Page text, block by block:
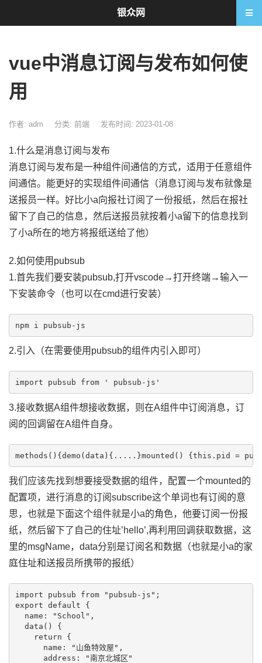
vue中消息订阅与发布如何使
用
作者: adm 分类: 前端 发布时间: 2023-01-08
1.什么是消息订阅与发布
消息订阅与发布是一种组件间通信的方式，适用于任意组件
间通信。能更好的实现组件间通信（消息订阅与发布就像是
送报员一样。好比小a向报社订阅了一份报纸，然后在报社
留下了自己的信息，然后送报员就按着小a留下的信息找到
了小a所在的地方将报纸送给了他）
2.如何使用pubsub
1.首先我们要安装pubsub,打开vscode→打开终端→输入一
下安装命令（也可以在cmd进行安装）
2.引入（在需要使用pubsub的组件内引入即可）
3.接收数据A组件想接收数据，则在A组件中订阅消息，订
阅的回调留在A组件自身。
我们应该先找到想要接受数据的组件，配置一个mounted的
配置项，进行消息的订阅subscribe这个单词也有订阅的意
思，也就是下面这个组件就是小a的角色，他要订阅一份报
纸，然后留下了自己的住址’hello’,再利用回调获取数据，这
里的msgName，data分别是订阅名和数据（也就是小a的家
庭住址和送报员所携带的报纸）
import pubsub from "pubsub-js";
export default {
  name: "School",
  data() {
    return {
      name: "山鱼特效屋",
      address: "南京北城区"
银众网